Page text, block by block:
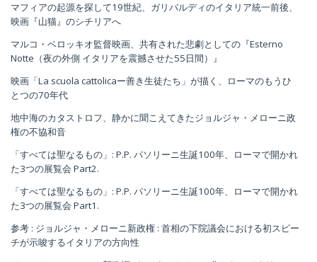
マフィアの起源を探して19世紀、ガリバルディのイタリア統一前後、
映画『山猫』のシチリアへ
マルコ・ベロッキオ監督映画、共有された悲劇としての『Esterno
Notte（夜の外側 イタリアを震撼させた55日間）』
映画「La scuola cattolicaー善き生徒たち」が描く、ローマのもうひ
とつの70年代
地中海のカタストロフ、静かに聞こえてきたジョルジャ・メローニ政
権の不協和音
「すべては聖なるもの」: P.P. パソリーニ生誕100年、ローマで開かれ
た3つの展覧会 Part2.
「すべては聖なるもの」: P.P. パソリーニ生誕100年、ローマで開かれ
た3つの展覧会 Part1.
参考 : ジョルジャ・メローニ新政権 : 首相の下院議会における初スピー
チが示唆するイタリアの方向性